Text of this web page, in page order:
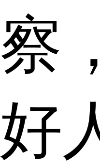
察
好